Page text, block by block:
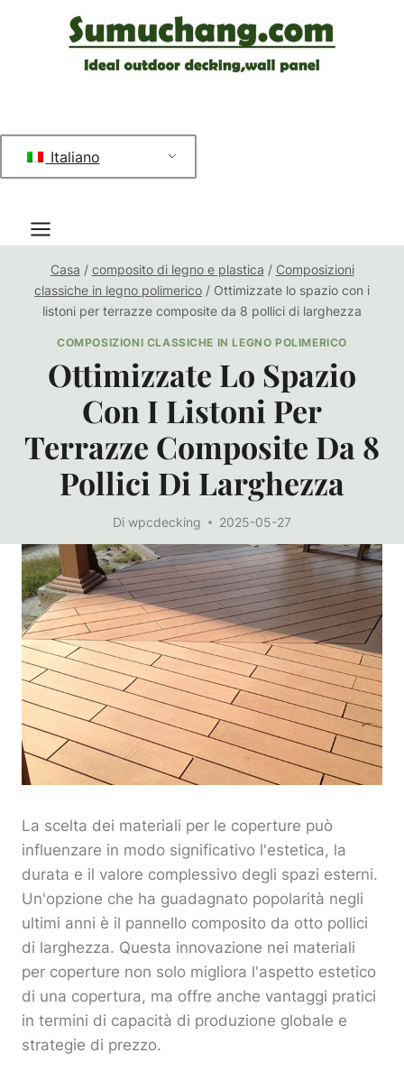
Italiano
Casa / composito di legno e plastica / Composizioni
classiche in legno polimerico / Ottimizzate lo spazio con i
listoni per terrazze composite da 8 pollici di larghezza
COMPOSIZIONI CLASSICHE IN LEGNO POLIMERICO
Ottimizzate Lo Spazio
Con I Listoni Per
Terrazze Composite Da 8
Pollici Di Larghezza
Di wpcdecking 2025-05-27
La scelta dei materiali per le coperture può
influenzare in modo significativo l'estetica, la
durata e il valore complessivo degli spazi esterni.
Un'opzione che ha guadagnato popolarità negli
ultimi anni è il pannello composito da otto pollici
di larghezza. Questa innovazione nei materiali
per coperture non solo migliora l'aspetto estetico
di una copertura, ma offre anche vantaggi pratici
in termini di capacità di produzione globale e
strategie di prezzo.